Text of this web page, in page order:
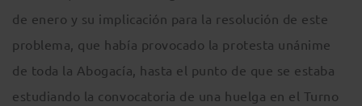
de enero y su implicación para la resolución de este
problema, que había provocado la protesta unánime
de toda la Abogacía, hasta el punto de que se estaba
estudiando la convocatoria de una huelga en el Turno